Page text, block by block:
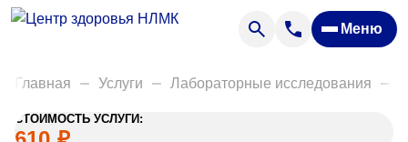
Меню
Анализы
Акции
Пациентам
Главная Услуги Лабораторные исследования
СТОИМОСТЬ УСЛУГИ: